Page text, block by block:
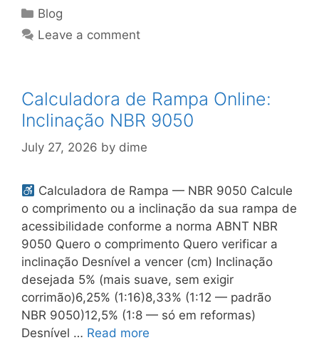
Categories
Blog
Leave a comment
Calculadora de Rampa Online:
Inclinação NBR 9050
July 27, 2026 by dime
Calculadora de Rampa — NBR 9050 Calcule
o comprimento ou a inclinação da sua rampa de
acessibilidade conforme a norma ABNT NBR
9050 Quero o comprimento Quero verificar a
inclinação Desnível a vencer (cm) Inclinação
desejada 5% (mais suave, sem exigir
corrimão)6,25% (1:16)8,33% (1:12 — padrão
NBR 9050)12,5% (1:8 — só em reformas)
Desnível … Read more